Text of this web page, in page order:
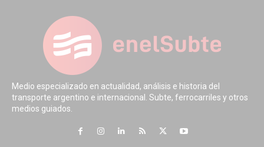
Medio especializado en actualidad, análisis e historia del
transporte argentino e internacional. Subte, ferrocarriles y otros
medios guiados.